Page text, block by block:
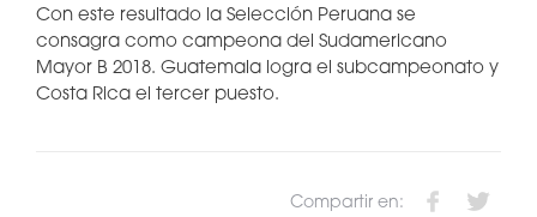
Con este resultado la Selección Peruana se
consagra como campeona del Sudamericano
Mayor B 2018. Guatemala logra el subcampeonato y
Costa Rica el tercer puesto.
Compartir en: